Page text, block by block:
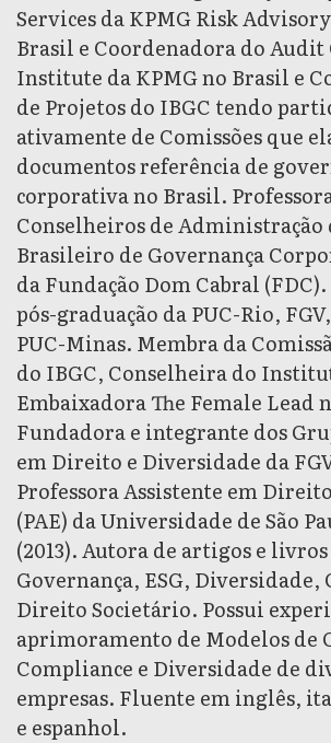
Services da KPMG Risk
Brasil e Coordenadora do
Institute da KPMG no Brasil e
de Projetos do IBGC tendo
ativamente de Comissões que
documentos referência de
corporativa no Brasil.
Conselheiros de
Brasileiro de Governança
da Fundação Dom Cabral
pós-graduação da PUC-Rio,
PUC-Minas. Membra da
do IBGC, Conselheira do
Embaixadora The Female Lead
Fundadora e integrante dos
em Direito e Diversidade da
Professora Assistente em
(PAE) da Universidade de São
(2013). Autora de artigos e
Governança, ESG,
Direito Societário. Possui
aprimoramento de Modelos de
Compliance e Diversidade de
empresas. Fluente em inglês,
e espanhol.